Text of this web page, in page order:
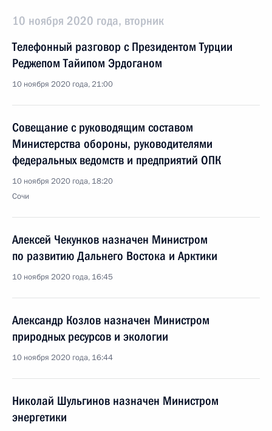
10 ноября 2020 года, вторник
Телефонный разговор с Президентом Турции
Реджепом Тайипом Эрдоганом
10 ноября 2020 года, 21:00
Совещание с руководящим составом
Министерства обороны, руководителями
федеральных ведомств и предприятий ОПК
10 ноября 2020 года, 18:20
Сочи
Алексей Чекунков назначен Министром
по развитию Дальнего Востока и Арктики
10 ноября 2020 года, 16:45
Александр Козлов назначен Министром
природных ресурсов и экологии
10 ноября 2020 года, 16:44
Николай Шульгинов назначен Министром
энергетики